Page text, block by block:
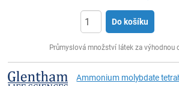
Do košíku
Průmyslová množství látek za výhodnou
Ammonium molybdate